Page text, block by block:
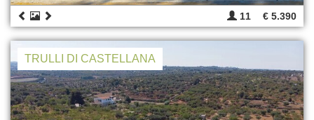
11 € 5.390
TRULLI DI CASTELLANA